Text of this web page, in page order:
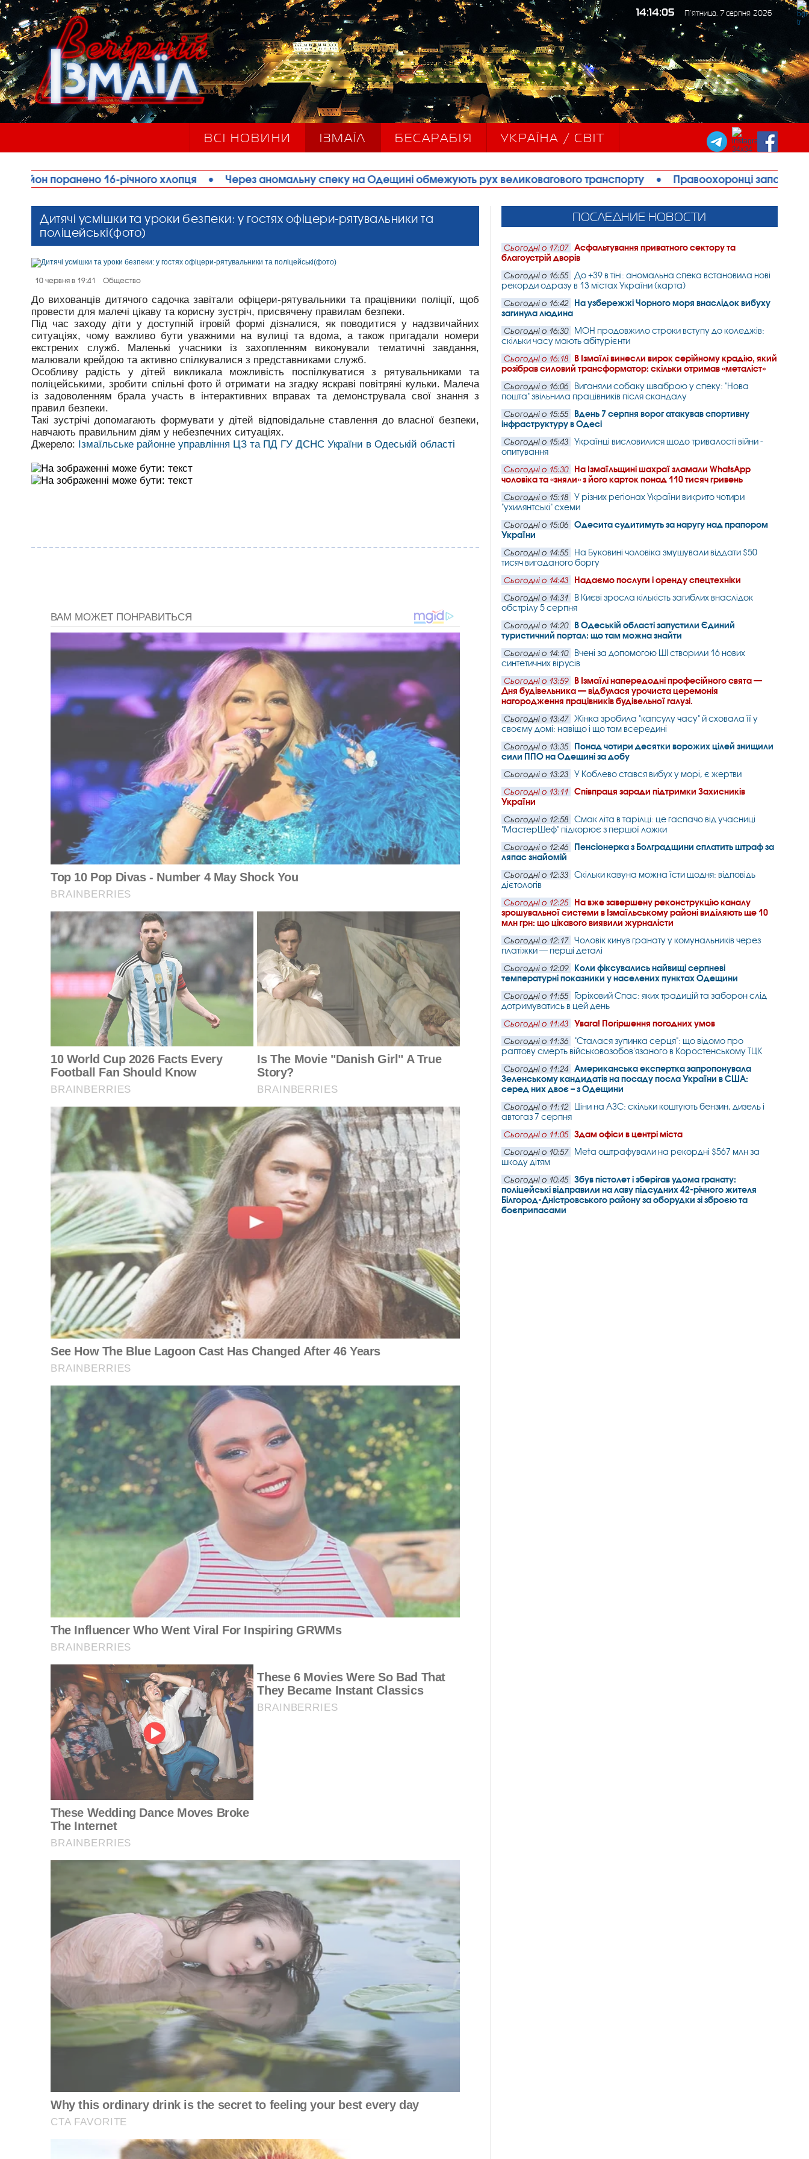
14:14:07 П’ятница, 7 серпня 2026
ВСІ НОВИНИ ІЗМАЇЛ БЕСАРАБІЯ УКРАЇНА / СВІТ
16-річного хлопця • Через аномальну спеку на Одещині обмежують рух великовагового транспорту • Правоохоронці запобігли теракту в
Дитячі усмішки та уроки безпеки: у гостях офіцери-рятувальники та
поліцейські(фото)
10 червня в 19:41 Общество
До вихованців дитячого садочка завітали офіцери-рятувальники та працівники поліції, щоб
провести для малечі цікаву та корисну зустріч, присвячену правилам безпеки.
Під час заходу діти у доступній ігровій формі дізналися, як поводитися у надзвичайних
ситуаціях, чому важливо бути уважними на вулиці та вдома, а також пригадали номери
екстрених служб. Маленькі учасники із захопленням виконували тематичні завдання,
малювали крейдою та активно спілкувалися з представниками служб.
Особливу радість у дітей викликала можливість поспілкуватися з рятувальниками та
поліцейськими, зробити спільні фото й отримати на згадку яскраві повітряні кульки. Малеча
із задоволенням брала участь в інтерактивних вправах та демонструвала свої знання з
правил безпеки.
Такі зустрічі допомагають формувати у дітей відповідальне ставлення до власної безпеки,
навчають правильним діям у небезпечних ситуаціях.
Джерело: Ізмаїльське районне управління ЦЗ та ПД ГУ ДСНС України в Одеській області
ПОСЛЕДНИЕ НОВОСТИ
Сьогодні о 17:07
Асфальтування приватного сектору та
благоустрій дворів
Сьогодні о 16:55
До +39 в тіні: аномальна спека встановила нові
рекорди одразу в 13 містах України (карта)
Сьогодні о 16:42
На узбережжі Чорного моря внаслідок вибуху
загинула людина
Сьогодні о 16:30
МОН продовжило строки вступу до коледжів:
скільки часу мають абітурієнти
Сьогодні о 16:18
В Ізмаїлі винесли вирок серійному крадію, який
розібрав силовий трансформатор: скільки отримав «металіст»
Сьогодні о 16:06
Виганяли собаку шваброю у спеку: "Нова
пошта" звільнила працівників після скандалу
Сьогодні о 15:55
Вдень 7 серпня ворог атакував спортивну
інфраструктуру в Одесі
Сьогодні о 15:43
Українці висловилися щодо тривалості війни -
опитування
Сьогодні о 15:30
На Ізмаїльщині шахраї зламали WhatsApp
чоловіка та «зняли» з його карток понад 110 тисяч гривень
Сьогодні о 15:18
У різних регіонах України викрито чотири
"ухилянтські" схеми
Сьогодні о 15:06
Одесита судитимуть за наругу над прапором
України
Сьогодні о 14:55
На Буковині чоловіка змушували віддати $50
тисяч вигаданого боргу
Сьогодні о 14:43 Надаємо послуги і оренду спецтехніки
Сьогодні о 14:31
В Києві зросла кількість загиблих внаслідок
обстрілу 5 серпня
Сьогодні о 14:20
В Одеській області запустили Єдиний
туристичний портал: що там можна знайти
Сьогодні о 14:10
Вчені за допомогою ШІ створили 16 нових
синтетичних вірусів
Сьогодні о 13:59
В Ізмаїлі напередодні професійного свята —
Дня будівельника — відбулася урочиста церемонія
нагородження працівників будівельної галузі.
Сьогодні о 13:47
Жінка зробила "капсулу часу" й сховала її у
своєму домі: навіщо і що там всередині
Сьогодні о 13:35
Понад чотири десятки ворожих цілей знищили
сили ППО на Одещині за добу
Сьогодні о 13:23 У Коблево стався вибух у морі, є жертви
Сьогодні о 13:11
Співпраця заради підтримки Захисників
України
Сьогодні о 12:58
Смак літа в тарілці: це гаспачо від учасниці
"МастерШеф" підкорює з першої ложки
Сьогодні о 12:46
Пенсіонерка з Болградщини сплатить штраф за
ляпас знайомій
Сьогодні о 12:33
Скільки кавуна можна їсти щодня: відповідь
дієтологів
Сьогодні о 12:25
На вже завершену реконструкцію каналу
зрошувальної системи в Ізмаїльському районі виділяють ще 10
млн грн: що цікавого виявили журналісти
Сьогодні о 12:17
Чоловік кинув гранату у комунальників через
платіжки — перші деталі
Сьогодні о 12:09
Коли фіксувались найвищі серпневі
температурні показники у населених пунктах Одещини
Сьогодні о 11:55
Горіховий Спас: яких традицій та заборон слід
дотримуватись в цей день
Сьогодні о 11:43 Увага! Погіршення погодних умов
Сьогодні о 11:36
"Сталася зупинка серця": що відомо про
раптову смерть військовозобов'язаного в Коростенському ТЦК
Сьогодні о 11:24
Американська експертка запропонувала
Зеленському кандидатів на посаду посла України в США:
серед них двоє – з Одещини
Сьогодні о 11:12
Ціни на АЗС: скільки коштують бензин, дизель і
автогаз 7 серпня
Сьогодні о 11:05 Здам офіси в центрі міста
Сьогодні о 10:57
Meta оштрафували на рекордні $567 млн за
шкоду дітям
Сьогодні о 10:45
Збув пістолет і зберігав удома гранату:
поліцейські відправили на лаву підсудних 42-річного жителя
Білгород-Дністровського району за оборудки зі зброєю та
боєприпасами